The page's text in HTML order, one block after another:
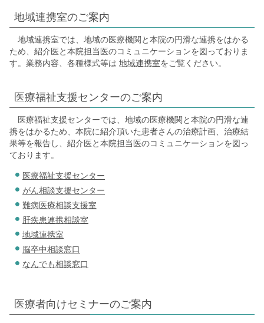
地域連携室のご案内
地域連携室では、地域の医療機関と本院の円滑な連携をはかる
ため、紹介医と本院担当医のコミュニケーションを図っておりま
す。業務内容、各種様式等は 地域連携室をご覧ください。
医療福祉支援センターのご案内
医療福祉支援センターでは、地域の医療機関と本院の円滑な連
携をはかるため、本院に紹介頂いた患者さんの治療計画、治療結
果等を報告し、紹介医と本院担当医のコミュニケーションを図っ
ております。
医療福祉支援センター
がん相談支援センター
難病医療相談支援室
肝疾患連携相談室
地域連携室
脳卒中相談窓口
なんでも相談窓口
医療者向けセミナーのご案内